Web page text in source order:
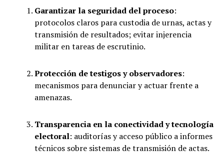
Garantizar la seguridad del proceso:
protocolos claros para custodia de urnas, actas y
transmisión de resultados; evitar injerencia
militar en tareas de escrutinio.
Protección de testigos y observadores:
mecanismos para denunciar y actuar frente a
amenazas.
Transparencia en la conectividad y tecnología
electoral: auditorías y acceso público a informes
técnicos sobre sistemas de transmisión de actas.